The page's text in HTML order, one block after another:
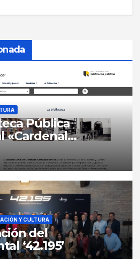
Pública
«Cardenal
renueva su página
Y CULTURA
del
documental ‘42.195’